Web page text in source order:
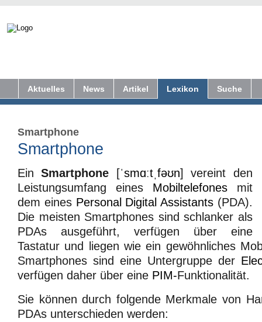
Aktuelles News Artikel Lexikon Suche
Smartphone
Smartphone
EinSmartphone [ˈsmɑːtˌfəʊn] vereint den
Leistungsumfang eines Mobiltelefonesmit
dem eines Personal Digital Assistants (PDA).
Die meisten Smartphones sind schlanker als
PDAs ausgeführt, verfügen über eine
Tastatur und liegen wie ein gewöhnliches
Smartphones sind eine Untergruppe der
verfügen daher über eine PIM-Funktionalität.
Sie können durch folgende Merkmale von
PDAs unterschieden werden: